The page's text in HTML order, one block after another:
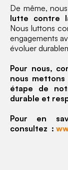
De même,
lutte contre
Nous luttons
engagements
évoluer
Pour nous,
nous
étape de
durable et
Pour en
consultez :